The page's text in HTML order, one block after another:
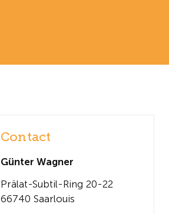
Contact
Günter Wagner
Prälat-Subtil-Ring 20-22
66740 Saarlouis